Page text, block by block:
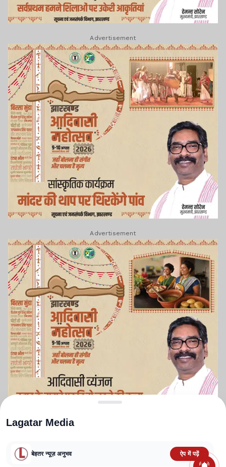
Advertisement
Advertisement
Lagatar Media
बेहतर न्यूज़ अनुभव ऐप में पढ़ें